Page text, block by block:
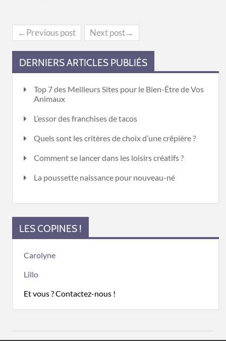
←Previous post Next post→
DERNIERS ARTICLES PUBLIÉS
Top 7 des Meilleurs Sites pour le Bien-Être de Vos
Animaux
L’essor des franchises de tacos
Quels sont les critères de choix d’une crêpière ?
Comment se lancer dans les loisirs créatifs ?
La poussette naissance pour nouveau-né
LES COPINES !
Carolyne
Lillo
Et vous ? Contactez-nous !